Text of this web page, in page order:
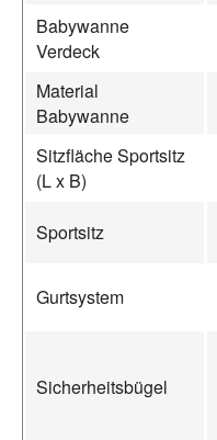
Babywanne
Verdeck
Material
Babywanne
Sitzfläche Sportsitz
(L x B)
Sportsitz
Gurtsystem
Sicherheitsbügel